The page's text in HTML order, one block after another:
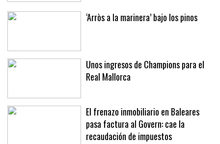
‘Arròs a la marinera’ bajo los pinos
Unos ingresos de Champions para el
Real Mallorca
El frenazo inmobiliario en Baleares
pasa factura al Govern: cae la
recaudación de impuestos